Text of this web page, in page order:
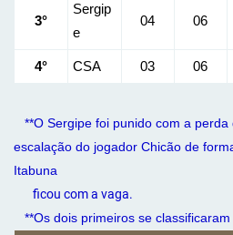
3°
Sergip
e
04 06
4° CSA 03 06
**O Sergipe foi punido com a perda
escalação do jogador Chicão de
Itabuna
ficou com a vaga.
**Os dois primeiros se classificaram